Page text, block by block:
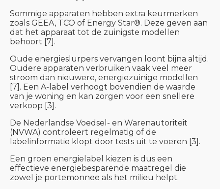
Sommige apparaten hebben extra keurmerken
zoals GEEA, TCO of Energy Star®. Deze geven aan
dat het apparaat tot de zuinigste modellen
behoort [7].
Oude energieslurpers vervangen loont bijna altijd.
Oudere apparaten verbruiken vaak veel meer
stroom dan nieuwere, energiezuinige modellen
[7]. Een A-label verhoogt bovendien de waarde
van je woning en kan zorgen voor een snellere
verkoop [3].
De Nederlandse Voedsel- en Warenautoriteit
(NVWA) controleert regelmatig of de
labelinformatie klopt door tests uit te voeren [3].
Een groen energielabel kiezen is dus een
effectieve energiebesparende maatregel die
zowel je portemonnee als het milieu helpt.